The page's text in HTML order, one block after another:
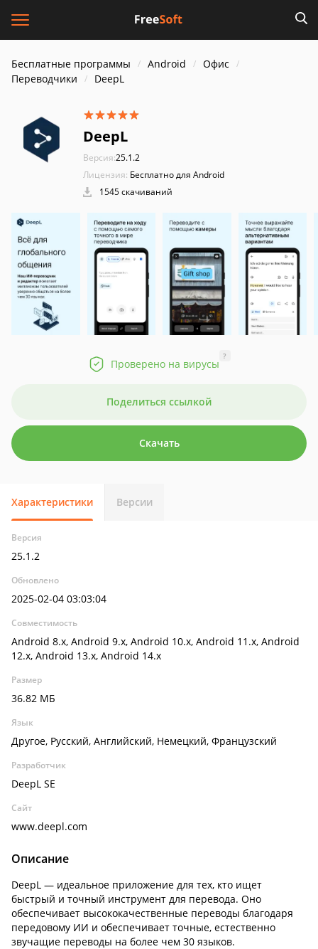
Бесплатные программы Android
Офис
Переводчики
DeepL
DeepL
Версия:25.1.2
Лицензия: Бесплатно для Android
1545 скачиваний
Проверено на вирусы
?
Поделиться ссылкой
Скачать
Характеристики Версии
Версия
25.1.2
Обновлено
2025-02-04 03:03:04
Совместимость
Android 8.x, Android 9.x, Android 10.x, Android 11.x, Android
12.x, Android 13.x, Android 14.x
Размер
36.82 МБ
Язык
Другое, Русский, Английский, Немецкий, Французский
Разработчик
DeepL SE
Сайт
www.deepl.com
Описание
DeepL — идеальное приложение для тех, кто ищет
быстрый и точный инструмент для перевода. Оно
обеспечивает высококачественные переводы благодаря
передовому ИИ и обеспечивает точные, естественно
звучащие переводы на более чем 30 языков.